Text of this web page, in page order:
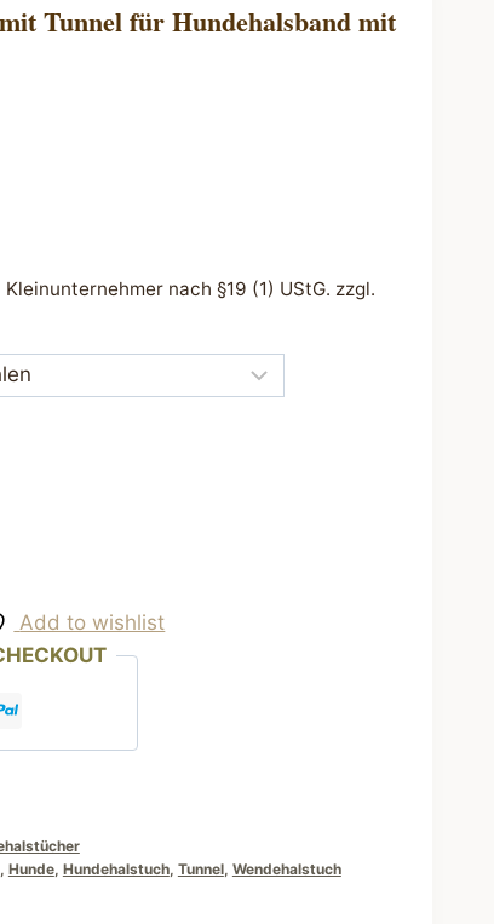
Tunnel für Hundehalsband mit
nach §19 (1) UStG. zzgl.
Add to wishlist
, Hunde, Hundehalstuch, Tunnel, Wendehalstuch